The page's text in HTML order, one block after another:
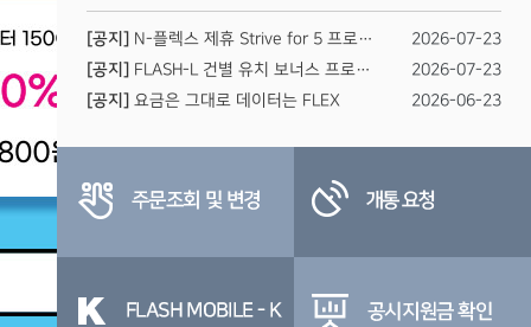
[공지] N-플렉스 제휴 Strive for 5 프로그램 시행 안내문
2026-07-23
[공지] FLASH-L 건별 유치 보너스 프로모션
2026-07-23
[공지] 요금은 그대로 데이터는 FLEX 2026-06-23